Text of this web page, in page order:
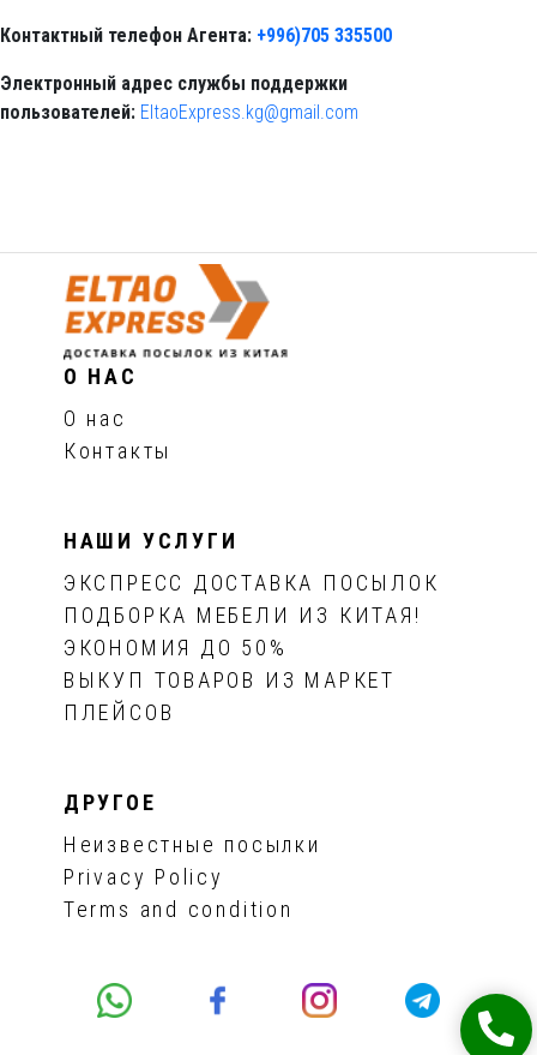
Контактный телефон Агента: +996)705 335500
Электронный адрес службы поддержки
пользователей: EltaoExpress.kg@gmail.com
О НАС
О нас
Контакты
НАШИ УСЛУГИ
ЭКСПРЕСС ДОСТАВКА ПОСЫЛОК
ПОДБОРКА МЕБЕЛИ ИЗ КИТАЯ!
ЭКОНОМИЯ ДО 50%
ВЫКУП ТОВАРОВ ИЗ МАРКЕТ
ПЛЕЙСОВ
ДРУГОЕ
Неизвестные посылки
Privacy Policy
Terms and condition